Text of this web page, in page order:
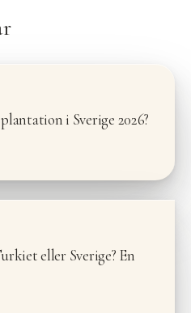
i Sverige 2026?
eller Sverige? En